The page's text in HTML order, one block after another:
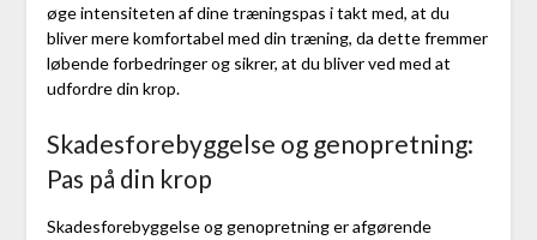
øge intensiteten af dine træningspas i takt med, at du
bliver mere komfortabel med din træning, da dette fremmer
løbende forbedringer og sikrer, at du bliver ved med at
udfordre din krop.
Skadesforebyggelse og genopretning:
Pas på din krop
Skadesforebyggelse og genopretning er afgørende